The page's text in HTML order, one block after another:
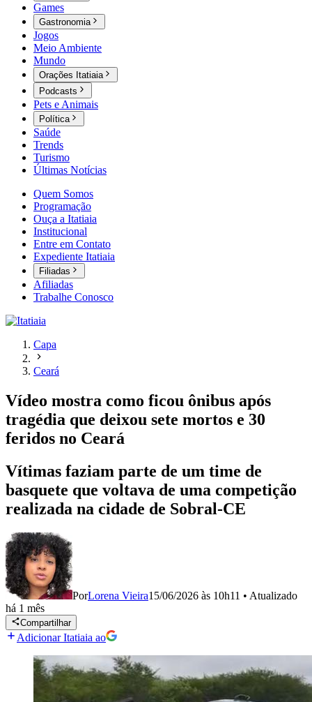
Games
Gastronomia
Jogos
Meio Ambiente
Mundo
Orações Itatiaia
Podcasts
Pets e Animais
Política
Saúde
Trends
Turismo
Últimas Notícias
Quem Somos
Programação
Ouça a Itatiaia
Institucional
Entre em Contato
Expediente Itatiaia
Filiadas
Afiliadas
Trabalhe Conosco
Capa
Ceará
Vídeo mostra como ficou ônibus após
tragédia que deixou sete mortos e 30
feridos no Ceará
Vítimas faziam parte de um time de
basquete que voltava de uma competição
realizada na cidade de Sobral-CE
PorLorena Vieira15/06/2026 às 10h11 • Atualizado
há 1 mês
Compartilhar
Adicionar Itatiaia ao